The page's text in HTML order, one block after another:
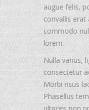
augue felis,
convallis erat
commodo
lorem.
Nulla varius,
consectetur
Morbi risus
Phasellus